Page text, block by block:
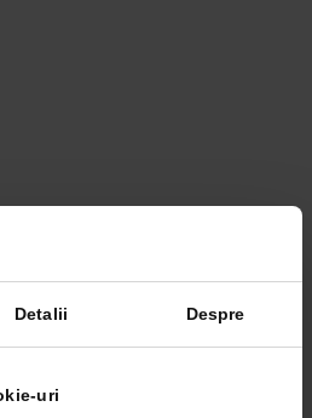
Detalii Despre
uri